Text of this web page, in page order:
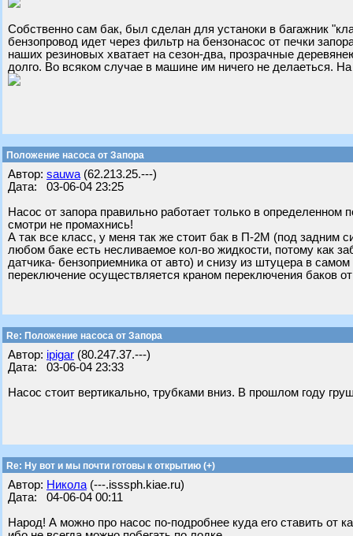
Собственно сам бак, был сделан для устаноки в багажник
бензопровод идет через фильтр на бензонасос от печки
наших резиновых хватает на сезон-два, прозрачные
долго. Во всяком случае в машине им ничего не делаеться.
Положение насоса от Запора
Автор: sauwa (62.213.25.---)
Дата: 03-06-04 23:25
Насос от запора правильно работает только в определенном
смотри не промахнись!
А так все класс, у меня так же стоит бак в П-2М (под задним
любом баке есть несливаемое кол-во жидкости, потому как
датчика- бензоприемника от авто) и снизу из штуцера в
переключение осуществляется краном переключения баков
Re: Положение насоса от Запора
Автор: ipigar (80.247.37.---)
Дата: 03-06-04 23:33
Насос стоит вертикально, трубками вниз. В прошлом году
Re: Ну вот и мы почти готовы к открытию (+)
Автор: Никола (---.isssph.kiae.ru)
Дата: 04-06-04 00:11
Народ! А можно про насос по-подробнее куда его ставить от